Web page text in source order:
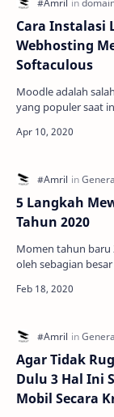
Cara Instalasi
Webhosting
Softaculous
Moodle adalah
yang populer saat
support …
5 Langkah
Tahun 2020
Momen tahun baru
oleh sebagian
sangat terasa di
Agar Tidak
Dulu 3 Hal Ini
Mobil Secara